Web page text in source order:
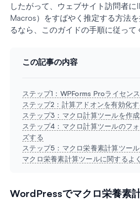
したがって、ウェブサイト訪問者に
Macros）をすばやく推定する方法
るなら、このガイドの手順に従って
この記事の内容
ステップ1：WPForms Proライセン
ステップ2：計算アドオンを有効化す
ステップ3：マクロ計算ツールを作
ステップ4：マクロ計算ツールのフ
ズする
ステップ5：マクロ栄養素計算ツー
マクロ栄養素計算ツールに関するよ
WordPressでマクロ栄養素